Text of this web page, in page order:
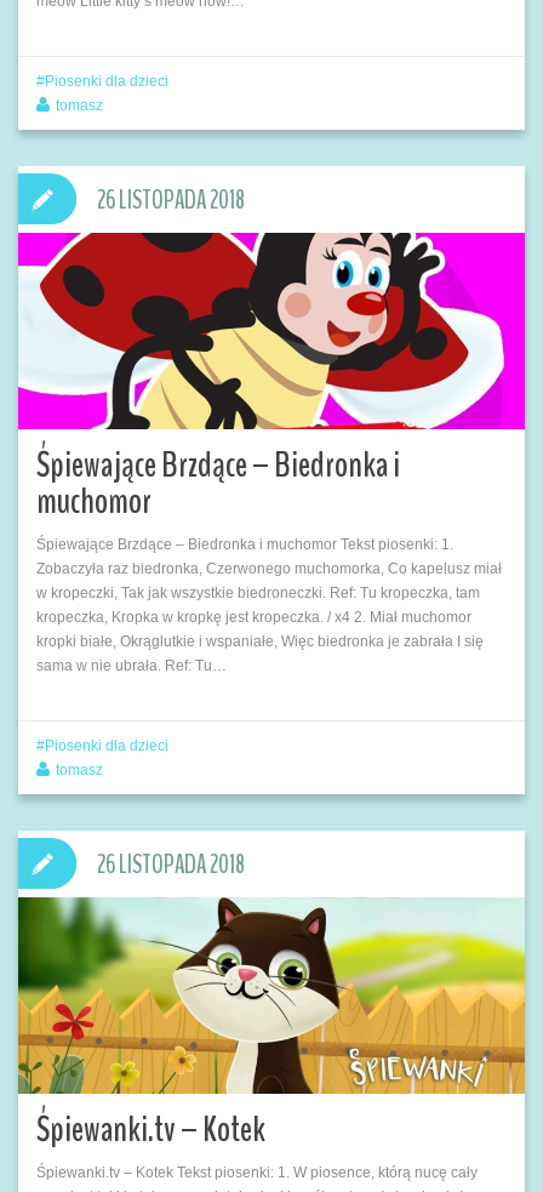
Piosenki dla dzieci
tomasz
Śpiewające Brzdące – Biedronka i
muchomor
Śpiewające Brzdące – Biedronka i muchomor Tekst piosenki: 1.
Zobaczyła raz biedronka, Czerwonego muchomorka, Co kapelusz miał
w kropeczki, Tak jak wszystkie biedroneczki. Ref: Tu kropeczka, tam
kropeczka, Kropka w kropkę jest kropeczka. / x4 2. Miał muchomor
kropki białe, Okrąglutkie i wspaniałe, Więc biedronka je zabrała I się
sama w nie ubrała. Ref: Tu…
26 LISTOPADA 2018
Piosenki dla dzieci
tomasz
Śpiewanki.tv – Kotek
Śpiewanki.tv – Kotek Tekst piosenki: 1. W piosence, którą nucę cały
26 LISTOPADA 2018